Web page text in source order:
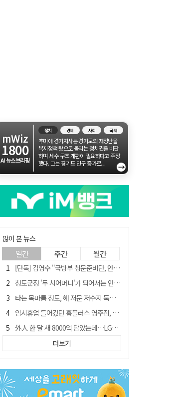
mWiz
1800
AI 뉴스브리핑
정치 경제 사회 국제
추미애 경기지사는 경기도의 재정난을
복지정책 탓으로 돌리는 정치권을 비판
하며 세수 구조 개편이 필요하다고 주장
했다. 그는 경기도 인구 증가로...
→
많이 본 뉴스
일간 주간 월간
[단독] 김영수 "국방부 청문준비단, 안규백 탈영 알고있었다"
청도군정 '두 시어머니'가 되어서는 안된다
타는 목마름 청도, 해 저문 저수지 둑에 군수가 서 있었다
임시휴업 들어갔던 홈플러스 영주점, 7일 영업 재개…지하 1층만 운영
外人 한 달 새 8000억 담았는데…LG이노텍 목표주가는 왜 엇갈릴까
신세계사이먼, 대구 아울렛 토지매매 계약 체결… 사업 본궤도
"상법개정해도 주주가 '봉'"…하이닉스 솔리다임 상장설에 술렁[개미와글와글]
이의준 전 경북도 새마을봉사과장, 제28대 울릉군 부군수 취임
더보기